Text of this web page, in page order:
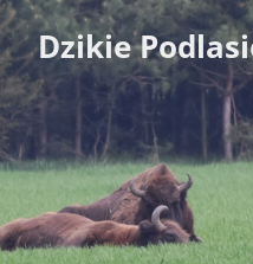
Dzikie